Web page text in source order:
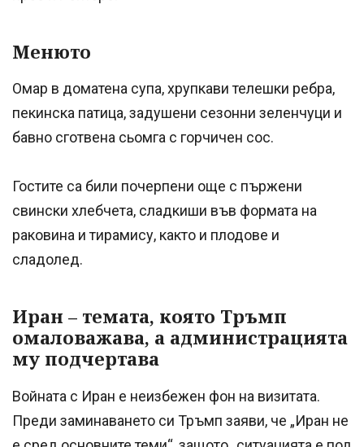
Менюто
Омар в доматена супа, хрупкави телешки ребра,
пекинска патица, задушени сезонни зеленчуци и
бавно сготвена сьомга с горчичен сос.
Гостите са били почерпени още с пържени
свински хлебчета, сладкиши във формата на
раковина и тирамису, както и плодове и
сладолед.
Иран – темата, която Тръмп
омаловажава, а администрацията
му подчертава
Войната с Иран е неизбежен фон на визитата.
Преди заминаването си Тръмп заяви, че „Иран не